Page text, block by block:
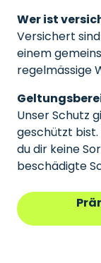
Wer ist
Versichert
einem
regelmässige
Unser Schutz
geschützt bist.
du dir keine
beschädigte